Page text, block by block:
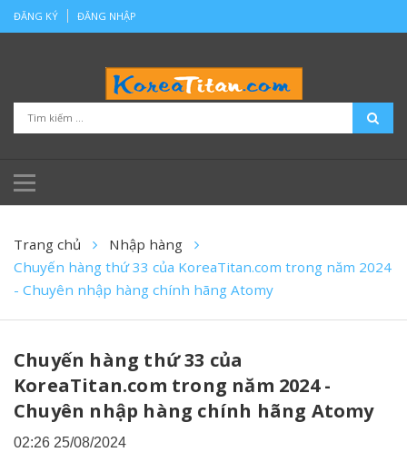
ĐĂNG KÝ ĐĂNG NHẬP
Trang chủ
Nhập hàng
Chuyến hàng thứ 33 của KoreaTitan.com trong năm 2024
- Chuyên nhập hàng chính hãng Atomy
Chuyến hàng thứ 33 của
KoreaTitan.com trong năm 2024 -
Chuyên nhập hàng chính hãng Atomy
02:26 25/08/2024